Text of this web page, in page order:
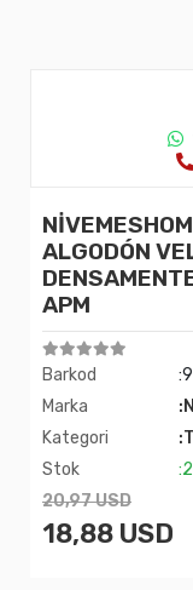
ALGODÓN
APM
Barkod
Marka
Kategori
Stok
20,97 USD
18,88 USD